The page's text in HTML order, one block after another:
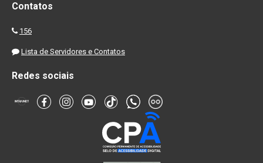
Contatos
156
Lista de Servidores e Contatos
Redes sociais